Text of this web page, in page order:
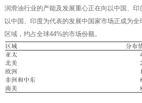
润滑油行业的产能及发展重心正在向以中国、印
以中国、印度为代表的发展中国家市场正成为
区域，约占全球44%的市场份额。